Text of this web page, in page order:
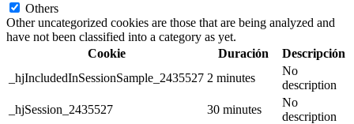
Others
Other uncategorized cookies are those that are being analyzed and
have not been classified into a category as yet.
Cookie
Duración
Descripción
_hjIncludedInSessionSample_2435527 2 minutes
No
description
_hjSession_2435527
30 minutes
No
description